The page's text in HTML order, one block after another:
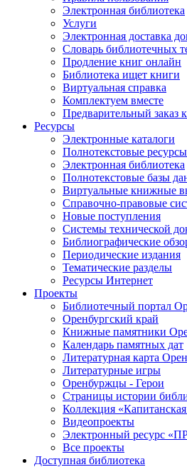
Электронная библиотека
Услуги
Электронная доставка
Словарь библиотечных
Продление книг онлайн
Библиотека ищет книги
Виртуальная справка
Комплектуем вместе
Предварительный заказ
Ресурсы
Электронные каталоги
Полнотекстовые
Электронная библиотека
Полнотекстовые базы
Виртуальные книжные
Справочно-правовые
Новые поступления
Cистемы технической
Библиографические
Периодические издания
Тематические разделы
Ресурсы Интернет
Проекты
Библиотечный портал
Оренбургский край
Книжные памятники
Календарь памятных дат
Литературная карта
Литературные игры
Оренбуржцы - Герои
Страницы истории
Коллекция
Видеопроекты
Электронный ресурс
Все проекты
Доступная библиотека